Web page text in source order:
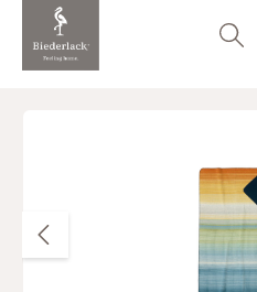
springen